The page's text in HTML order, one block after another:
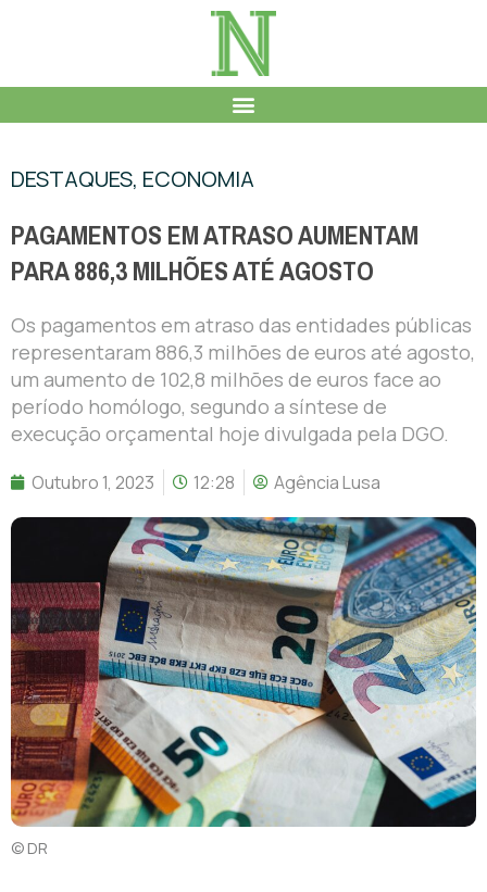
DESTAQUES, ECONOMIA
PAGAMENTOS EM ATRASO AUMENTAM
PARA 886,3 MILHÕES ATÉ AGOSTO
Os pagamentos em atraso das entidades públicas
representaram 886,3 milhões de euros até agosto,
um aumento de 102,8 milhões de euros face ao
período homólogo, segundo a síntese de
execução orçamental hoje divulgada pela DGO.
Outubro 1, 2023 12:28 Agência Lusa
© DR